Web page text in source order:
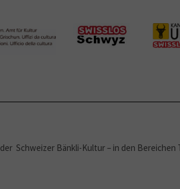
Schweizer Bänkli-Kultur – in den Bereichen